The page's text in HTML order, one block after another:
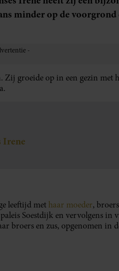
minder op de voorgrond
groeide op in een gezin met
Irene
leeftijd met haar moeder,
Soestdijk en vervolgens in
broers en zus, opgenomen in